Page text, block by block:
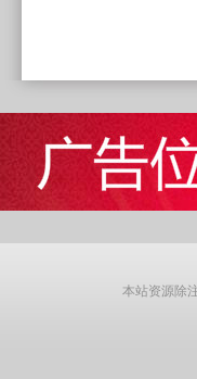
本站资源除